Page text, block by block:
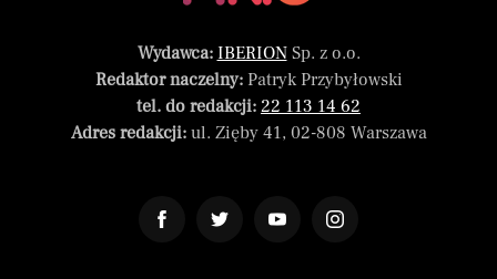
Wydawca: IBERIONSp. z o.o.
Redaktor naczelny:Patryk Przybyłowski
tel. do redakcji: 22 113 14 62
Adres redakcji:ul. Zięby 41, 02-808 Warszawa